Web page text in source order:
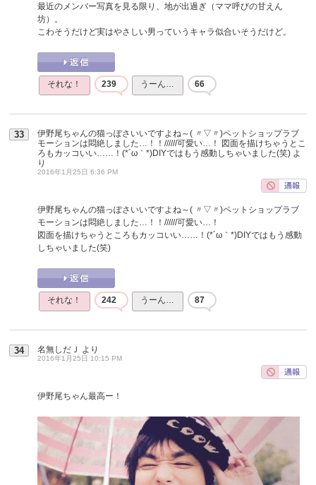
最近のメンバー写真を見る限り、地が出過ぎ（ママ呼びの甘えん
坊）。
こわそうだけど実はやさしい男っていうキャラ似合いそうだけど。
それな！ 239 うーん… 66
33
伊野尾ちゃんの猫っぽさいいですよね～( 〃▽〃)ペットショップラブ
モーションは悶絶しました…！！//////可愛い…！ 図面を描けちゃうとこ
ろもカッコいい……！(*´ω｀*)DIYではもう感動しちゃいました(笑) よ
り
2016年1月25日 6:36 PM
伊野尾ちゃんの猫っぽさいいですよね～( 〃▽〃)ペットショップラブ
モーションは悶絶しました…！！//////可愛い…！
図面を描けちゃうところもカッコいい……！(*´ω｀*)DIYではもう感動
しちゃいました(笑)
それな！ 242 うーん… 87
34 名無しだＪ より
2016年1月25日 10:15 PM
伊野尾ちゃん最高ー！